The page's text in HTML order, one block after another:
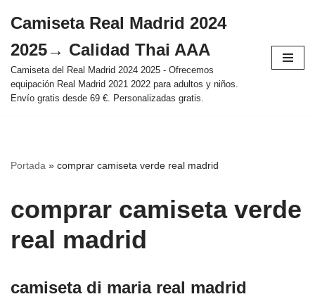
al
contenido
Camiseta Real Madrid 2024
2025→ Calidad Thai AAA
Camiseta del Real Madrid 2024 2025 - Ofrecemos
equipación Real Madrid 2021 2022 para adultos y niños.
Envío gratis desde 69 €. Personalizadas gratis.
Portada » comprar camiseta verde real madrid
comprar camiseta verde
real madrid
camiseta di maria real madrid